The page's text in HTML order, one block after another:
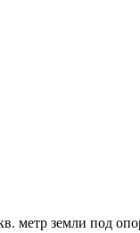
метр земли под